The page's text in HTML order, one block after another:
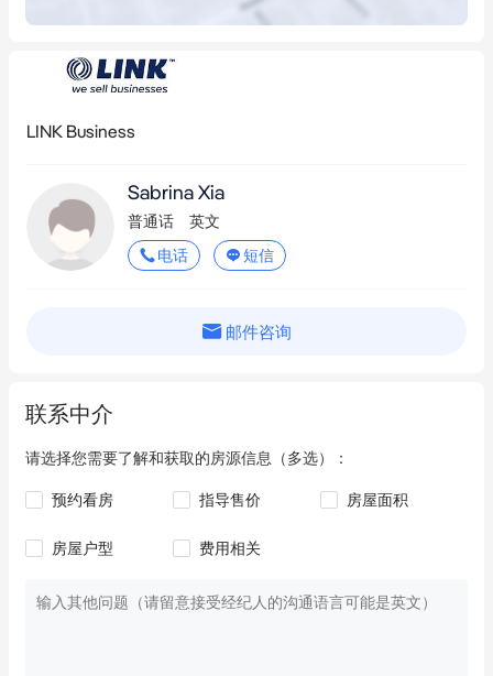
买家必须持有当前的提供者批准号码，证明财务能力，且拥有相
列表ID：NSW11788
电话：+ 61 2 9899 19... / +61 434 462 3...
如需了解更多信息，请点击"立即询问"按钮完成在线保密协议。
请注意，出售业务的某些详细信息是保密的，信息披露需要完成
保密协议且由经纪人酌情决定。
LINK Business
Sabrina Xia
普通话
英文
电话
短信
邮件咨询
联系中介
请选择您需要了解和获取的房源信息（多选）：
预约看房 指导售价 房屋面积
房屋户型 费用相关